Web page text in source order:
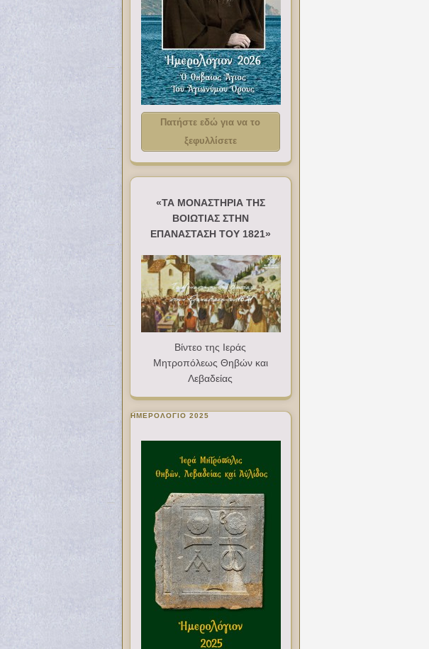
Πατήστε εδώ για να το
ξεφυλλίσετε
«ΤΑ ΜΟΝΑΣΤΗΡΙΑ ΤΗΣ
ΒΟΙΩΤΙΑΣ ΣΤΗΝ
ΕΠΑΝΑΣΤΑΣΗ ΤΟΥ 1821»
Βίντεο της Ιεράς
Μητροπόλεως Θηβών και
Λεβαδείας
ΗΜΕΡΟΛΟΓΙΟ 2025